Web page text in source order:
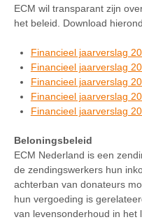
ECM wil transparant zijn
het beleid. Download
Financieel jaarverslag
Financieel jaarverslag
Financieel jaarverslag
Financieel jaarverslag
Financieel jaarverslag
Beloningsbeleid
ECM Nederland is een
de zendingswerkers hun
achterban van donateurs
hun vergoeding is
van levensonderhoud in het